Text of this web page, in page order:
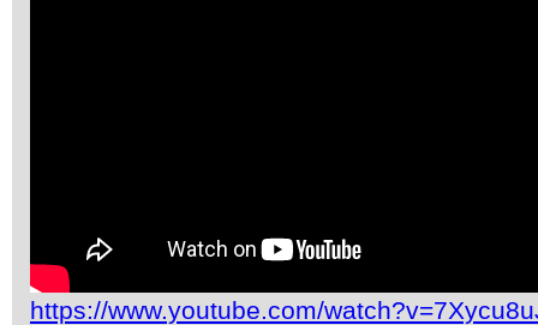
https://www.youtube.com/